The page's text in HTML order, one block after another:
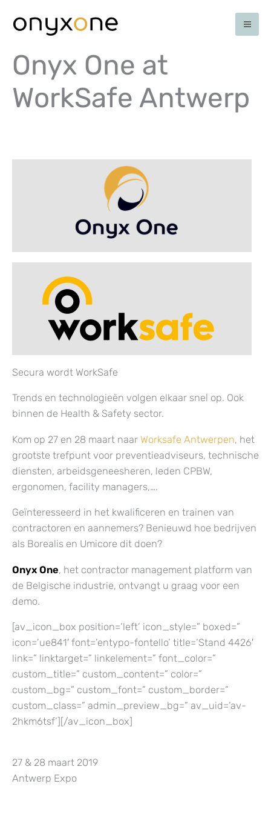
Onyx One at
WorkSafe Antwerp
Secura wordt WorkSafe
Trends en technologieën volgen elkaar snel op. Ook
binnen de Health & Safety sector.
Kom op 27 en 28 maart naar Worksafe Antwerpen, het
grootste trefpunt voor preventieadviseurs, technische
diensten, arbeidsgeneesheren, leden CPBW,
ergonomen, facility managers,….
Geïnteresseerd in het kwalificeren en trainen van
contractoren en aannemers? Benieuwd hoe bedrijven
als Borealis en Umicore dit doen?
Onyx One, het contractor management platform van
de Belgische industrie, ontvangt u graag voor een
demo.
[av_icon_box position=’left’ icon_style=” boxed=”
icon=’ue841′ font=’entypo-fontello’ title=’Stand 4426′
link=” linktarget=” linkelement=” font_color=”
custom_title=” custom_content=” color=”
custom_bg=” custom_font=” custom_border=”
custom_class=” admin_preview_bg=” av_uid=’av-
2hkm6tsf’][/av_icon_box]
27 & 28 maart 2019
Antwerp Expo